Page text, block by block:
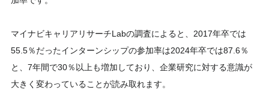
マイナビキャリアリサーチLabの調査によると、2017年卒では
55.5％だったインターンシップの参加率は2024年卒では87.6％
と、7年間で30％以上も増加しており、企業研究に対する意識が
大きく変わっていることが読み取れます。